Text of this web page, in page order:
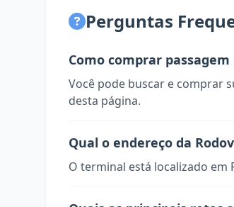
Perguntas
Como comprar passagem
Você pode buscar e comprar
desta página.
Qual o endereço da
O terminal está localizado em